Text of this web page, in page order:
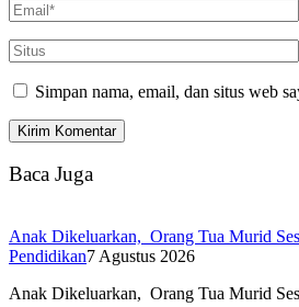
Simpan nama, email, dan situs web
Baca Juga
Anak Dikeluarkan, Orang Tua Murid
Pendidikan7 Agustus 2026
Anak Dikeluarkan, Orang Tua Murid